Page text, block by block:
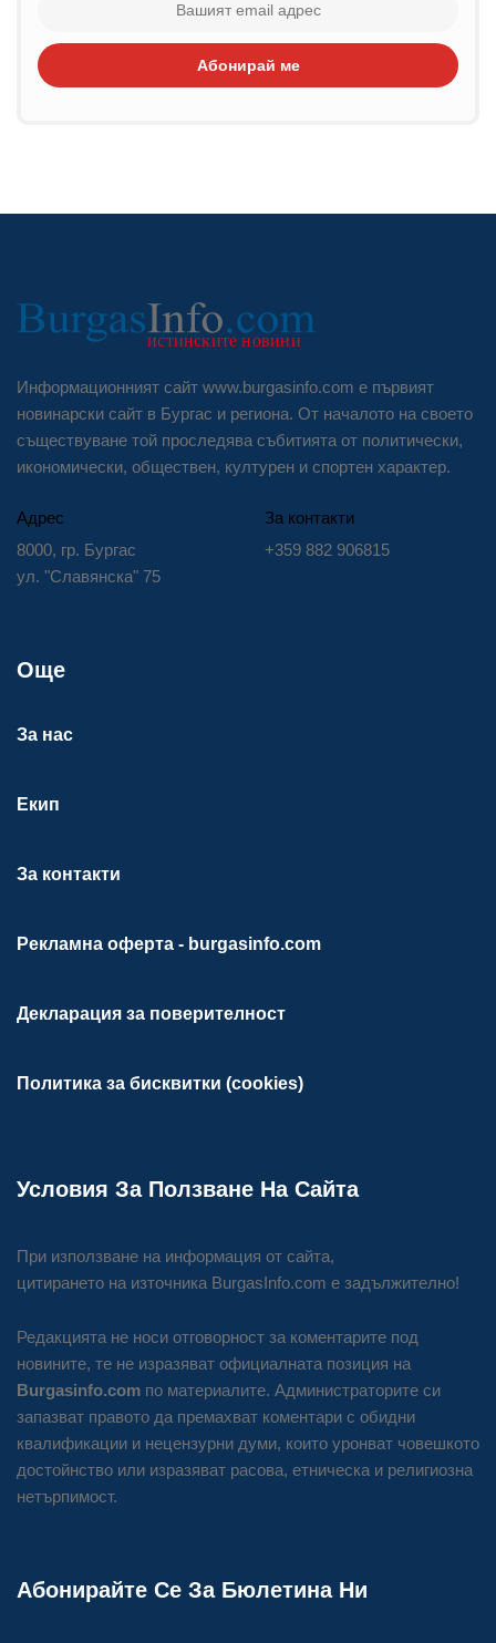
Абонирай ме
Информационният сайт www.burgasinfo.com е първият
новинарски сайт в Бургас и региона. От началото на своето
съществуване той проследява събитията от политически,
икономически, обществен, културен и спортен характер.
Адрес
8000, гр. Бургас
ул. "Славянска" 75
За контакти
+359 882 906815
Още
За нас
Екип
За контакти
Рекламна оферта - burgasinfo.com
Декларация за поверителност
Политика за бисквитки (cookies)
Условия За Ползване На Сайта
При използване на информация от сайта,
цитирането на източника BurgasInfo.com е задължително!
Редакцията не носи отговорност за коментарите под
новините, те не изразяват официалната позиция на
Burgasinfo.com по материалите. Администраторите си
запазват правото да премахват коментари с обидни
квалификации и нецензурни думи, които уронват човешкото
достойнство или изразяват расова, етническа и религиозна
нетърпимост.
Абонирайте Се За Бюлетина Ни